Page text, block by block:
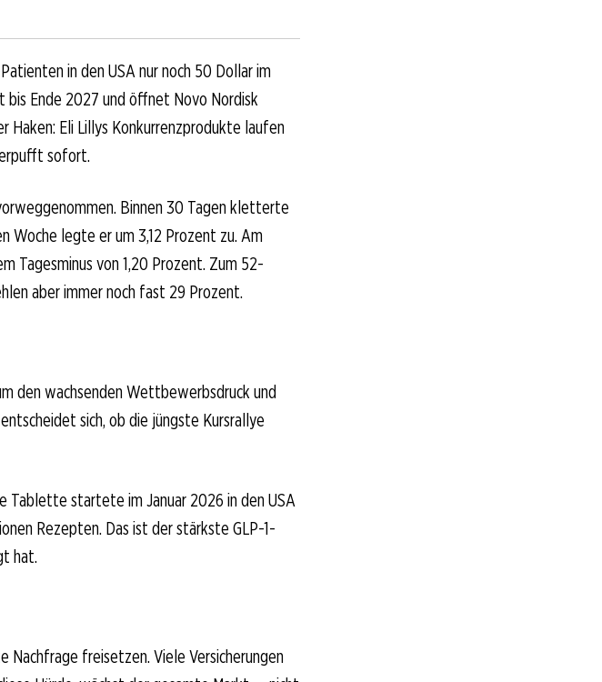
in den USA nur noch 50 Dollar im
Ende 2027 und öffnet Novo Nordisk
Haken: Eli Lillys Konkurrenzprodukte laufen
sofort.
Binnen 30 Tagen kletterte
Woche legte er um 3,12 Prozent zu. Am
Tagesminus von 1,20 Prozent. Zum 52-
aber immer noch fast 29 Prozent.
den wachsenden Wettbewerbsdruck und
sich, ob die jüngste Kursrallye
Tablette startete im Januar 2026 in den USA
Rezepten. Das ist der stärkste GLP-1-
hat.
Nachfrage freisetzen. Viele Versicherungen